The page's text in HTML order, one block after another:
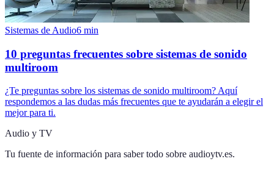
Sistemas de Audio6 min
10 preguntas frecuentes sobre sistemas de sonido
multiroom
¿Te preguntas sobre los sistemas de sonido multiroom? Aquí
respondemos a las dudas más frecuentes que te ayudarán a elegir el
mejor para ti.
Audio y TV
Tu fuente de información para saber todo sobre audioytv.es.